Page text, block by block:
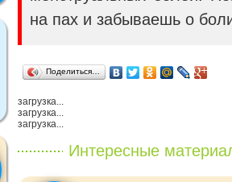
на пах и забываешь о
Поделиться…
загрузка...
загрузка...
загрузка...
Интересные